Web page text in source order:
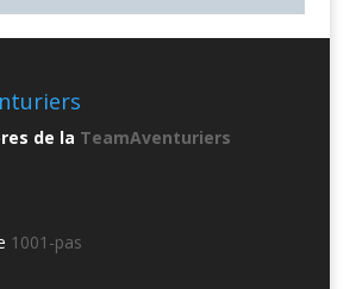
de la TeamAventuriers
1001-pas